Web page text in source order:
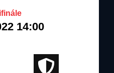
14:00